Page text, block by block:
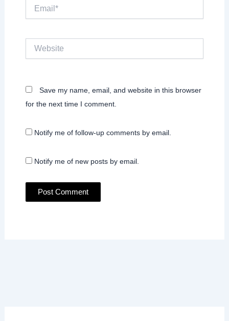
Website
Save my name, email, and website in this browser
for the next time I comment.
Notify me of follow-up comments by email.
Notify me of new posts by email.